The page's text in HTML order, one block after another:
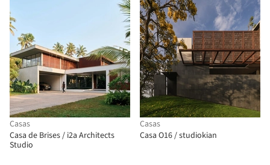
Casas
Casa de Brises / i2a Architects
Studio
Casas
Casa O16 / studiokian